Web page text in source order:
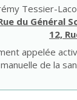
Tessier-
du Général
12,
appelée
manuelle de la